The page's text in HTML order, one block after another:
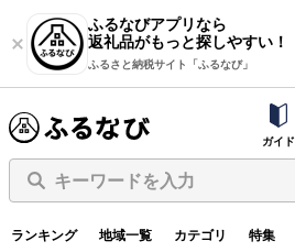
ふるなびアプリなら
返礼品がもっと探しやすい！
ふるさと納税サイト「ふるなび」
ガイド
キーワードを入力
ランキング 地域一覧 カテゴリ 特集